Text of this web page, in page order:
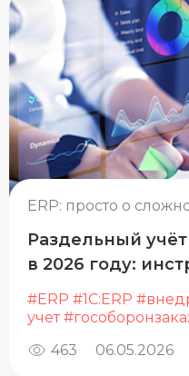
ERP: просто о
Раздельный
в 2026 году:
#ERP #1С:ERP
учет
463
06.05.2026